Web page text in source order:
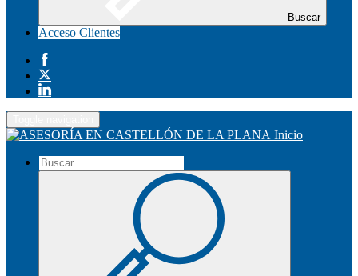
Buscar
Acceso Clientes
Inicio